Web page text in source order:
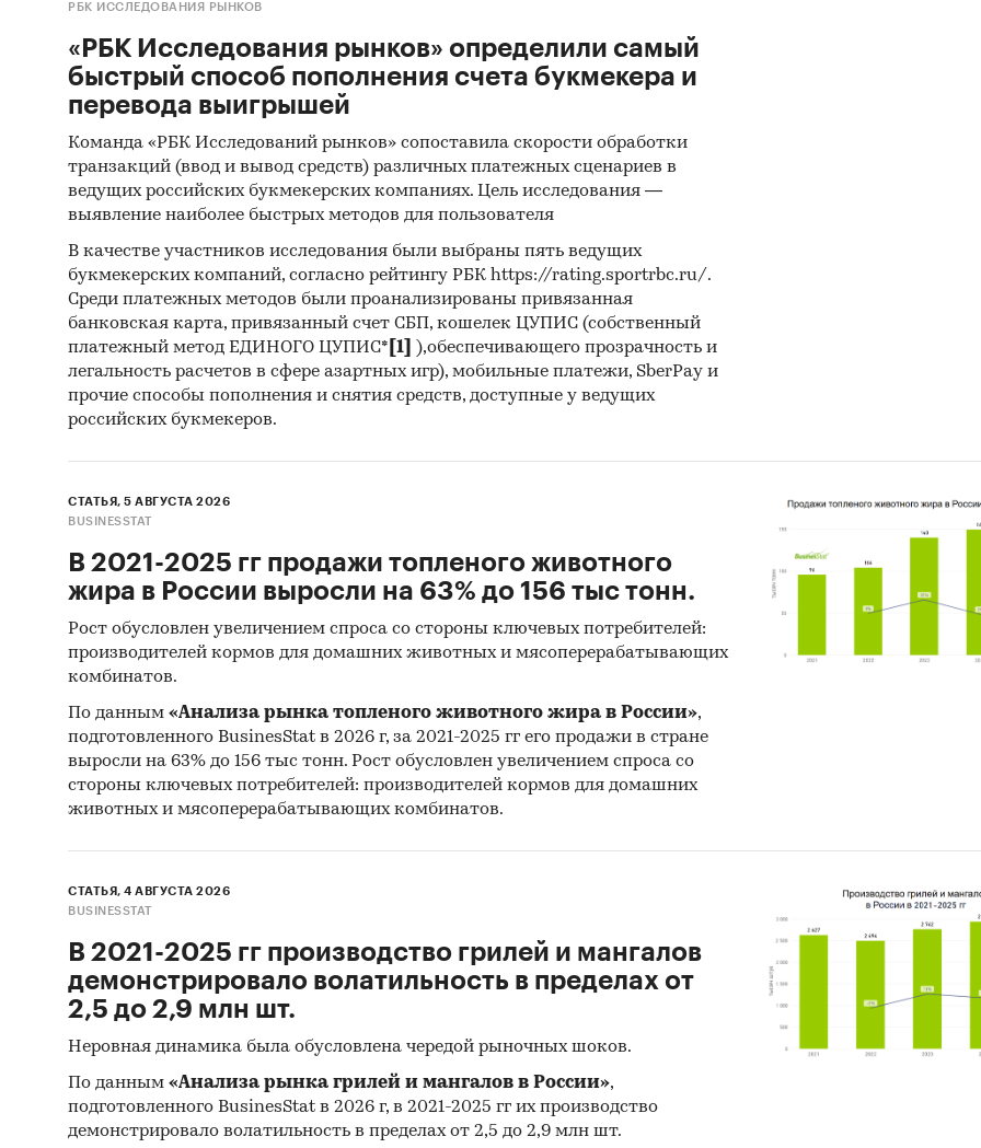
Региональные и федеральные СМИ
Специализированные аналитические порталы
Методы:
различных источников, проведение расчетов.
аналитика
Прогноз ГидМаркет. Современные статистические
прогнозирования с поправкой на мнение экспертов.
Отчет отражает мнение авторов и не является
Пандемия
РБК ИССЛЕДОВАНИЯ РЫНКОВ
«РБК Исследования рынков» определили самый
быстрый способ пополнения счета букмекера и
перевода выигрышей
Команда «РБК Исследований рынков» сопоставила скорости обработки
транзакций (ввод и вывод средств) различных платежных сценариев в
ведущих российских букмекерских компаниях. Цель исследования —
выявление наиболее быстрых методов для пользователя
В качестве участников исследования были выбраны пять ведущих
букмекерских компаний, согласно рейтингу РБК https://rating.sportrbc.ru/.
Среди платежных методов были проанализированы привязанная
банковская карта, привязанный счет СБП, кошелек ЦУПИС (собственный
платежный метод ЕДИНОГО ЦУПИС* [1]
),обеспечивающего прозрачность и
легальность расчетов в сфере азартных игр), мобильные платежи, SberPay и
прочие способы пополнения и снятия средств, доступные у ведущих
российских букмекеров.
СТАТЬЯ, 5 АВГУСТА 2026
BUSINESSTAT
В 2021-2025 гг продажи топленого животного
жира в России выросли на 63% до 156 тыс тонн.
Рост обусловлен увеличением спроса со стороны ключевых потребителей:
производителей кормов для домашних животных и мясоперерабатывающих
комбинатов.
По данным «Анализа рынка топленого животного жира в России»,
подготовленного BusinesStat в 2026 г, за 2021-2025 гг его продажи в стране
выросли на 63% до 156 тыс тонн. Рост обусловлен увеличением спроса со
стороны ключевых потребителей: производителей кормов для домашних
животных и мясоперерабатывающих комбинатов.
СТАТЬЯ, 4 АВГУСТА 2026
BUSINESSTAT
В 2021-2025 гг производство грилей и мангалов
демонстрировало волатильность в пределах от
2,5 до 2,9 млн шт.
Неровная динамика была обусловлена чередой рыночных шоков.
По данным «Анализа рынка грилей и мангалов в России»,
подготовленного BusinesStat в 2026 г, в 2021-2025 гг их производство
демонстрировало волатильность в пределах от 2,5 до 2,9 млн шт.